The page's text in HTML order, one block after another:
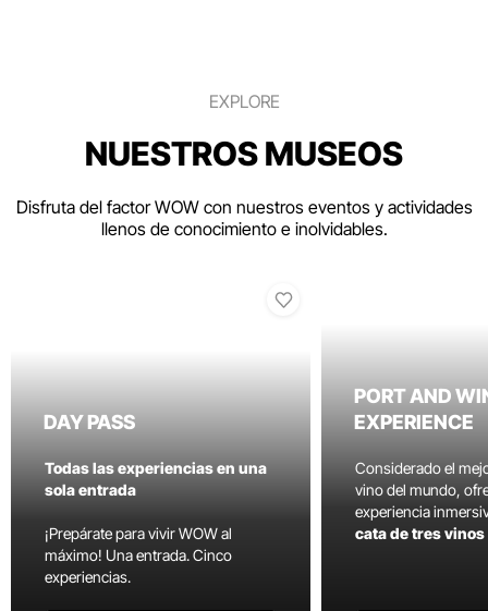
EXPLORE
NUESTROS MUSEOS
Disfruta del factor WOW con nuestros eventos y actividades
llenos de conocimiento e inolvidables.
DAY PASS
Todas las experiencias en una
sola entrada
¡Prepárate para vivir WOW al
máximo! Una entrada. Cinco
experiencias.
PORT AND
EXPERIENCE
Considerado el
vino del mundo,
experiencia
cata de tres